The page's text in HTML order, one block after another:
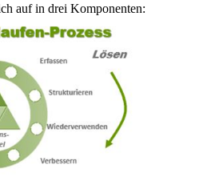
auf in drei Komponenten: